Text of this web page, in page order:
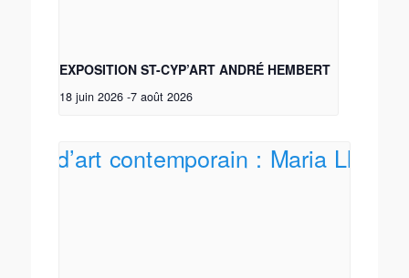
EXPOSITION ST-CYP’ART ANDRÉ HEMBERT
18 juin 2026 -7 août 2026